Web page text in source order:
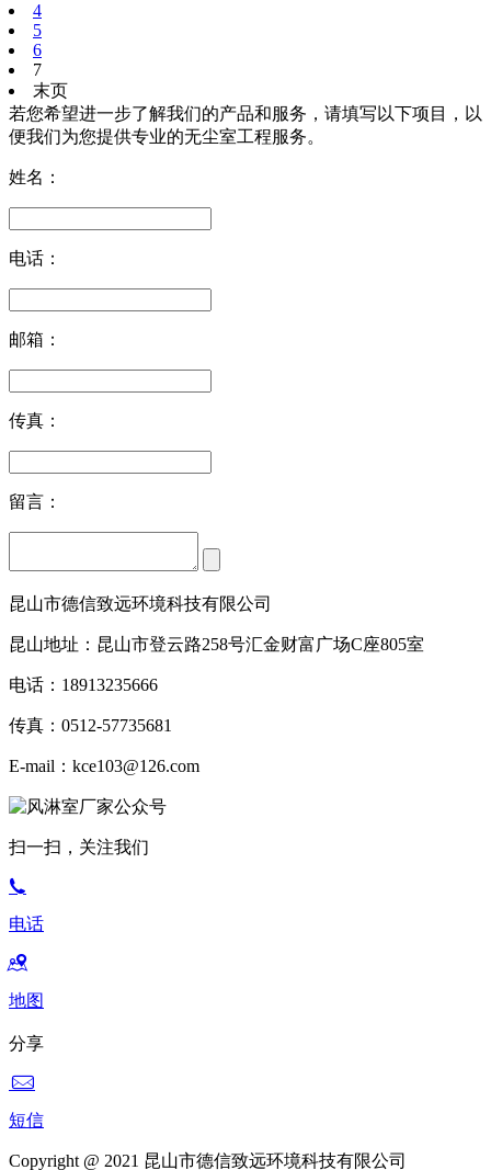
4
5
6
7
末页
若您希望进一步了解我们的产品和服务，请填写以下项目，以
便我们为您提供专业的无尘室工程服务。
姓名：
电话：
邮箱：
传真：
留言：
昆山市德信致远环境科技有限公司
昆山地址：昆山市登云路258号汇金财富广场C座805室
电话：18913235666
传真：0512-57735681
E-mail：kce103@126.com
扫一扫，关注我们
电话
地图
分享
短信
Copyright @ 2021 昆山市德信致远环境科技有限公司